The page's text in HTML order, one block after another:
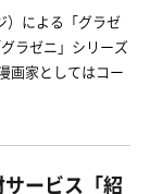
）による「グラゼ
ラゼニ」シリーズ
画家としてはコー
ービス「紹